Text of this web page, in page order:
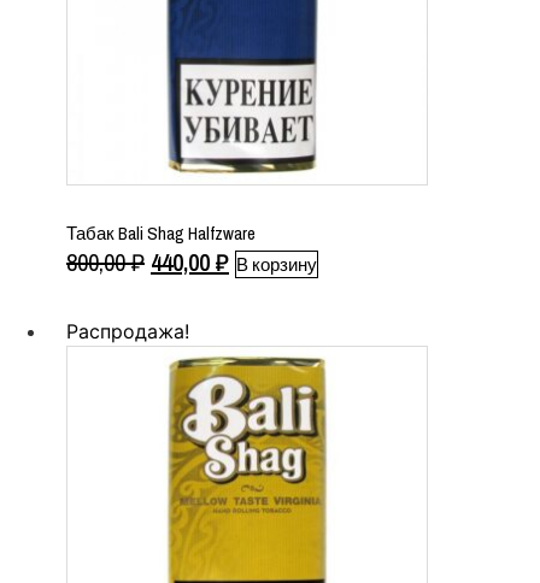
Табак Bali Shag Halfzware
800,00₽ Первоначальная
составляла
800,00 ₽.
440,00₽Текущая
В корзину
Распродажа!